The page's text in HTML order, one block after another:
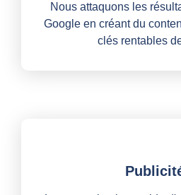
Nous attaquons les
Google en créant du
clés rentables